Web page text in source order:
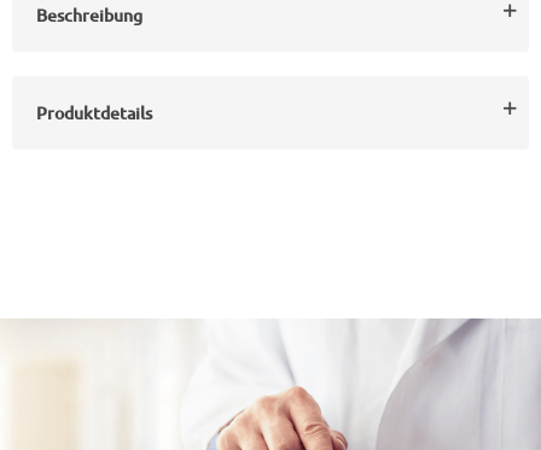
Beschreibung
Produktdetails